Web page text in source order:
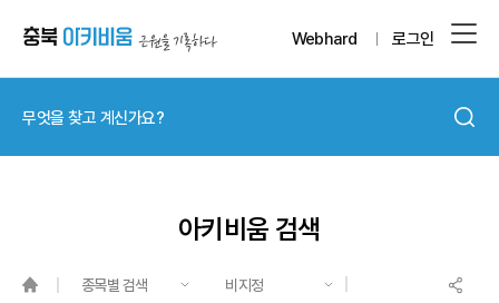
Webhard 로그인
아키비움 검색
종목별 검색 비지정